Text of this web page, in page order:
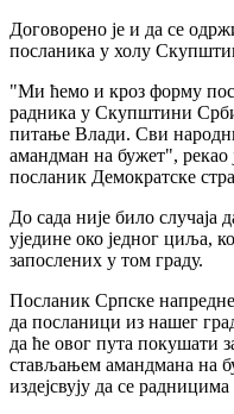
Договорено је и да се
посланика у холу
"Ми ћемо и кроз форму
радника у Скупштини
питање Влади. Сви
амандман на бужет",
посланик Демократске
До сада није било случаја
уједине око једног циља,
запослених у том граду.
Посланик Српске
да посланици из нашег
да ће овог пута покушати
стављањем амандмана на
издејсвују да се